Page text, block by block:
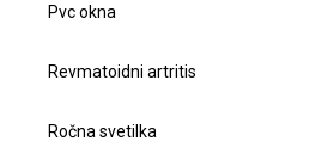
Pvc okna
Revmatoidni artritis
Ročna svetilka